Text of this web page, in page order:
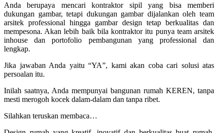
Anda berupaya mencari kontraktor sipil yang bisa memberi
dukungan gambar, tetapi dukungan gambar dijalankan oleh team
arsitek professional hingga gambar design tetap berkualitas dan
mempesona. Akan lebih baik bila kontraktor itu punya team arsitek
inhouse dan portofolio pembangunan yang professional dan
lengkap.
Jika jawaban Anda yaitu “YA”, kami akan coba cari solusi atas
persoalan itu.
Inilah saatnya, Anda mempunyai bangunan rumah KEREN, tanpa
mesti merogoh kocek dalam-dalam dan tanpa ribet.
Silahkan teruskan membaca…